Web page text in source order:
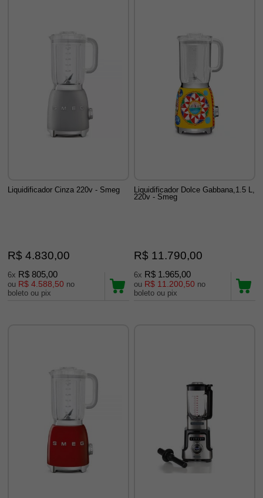
Liquidificador Cinza 220v - Smeg
R$ 4.830,00
6x R$ 805,00
ou R$ 4.588,50 no
boleto ou pix
Liquidificador Dolce Gabbana,1.5 L,
220v - Smeg
R$ 11.790,00
6x R$ 1.965,00
ou R$ 11.200,50 no
boleto ou pix